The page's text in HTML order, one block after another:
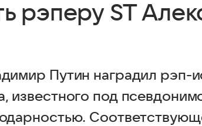
рэперу ST
Путин наградил рэп-
известного под